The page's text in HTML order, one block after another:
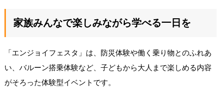
家族みんなで楽しみながら学べる一日を
「エンジョイフェスタ」は、防災体験や働く乗り物とのふれあ
い、バルーン搭乗体験など、子どもから大人まで楽しめる内容
がそろった体験型イベントです。